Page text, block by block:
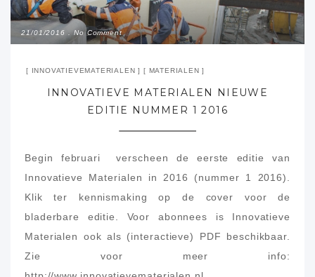
21/01/2016 No Comment
INNOVATIEVEMATERIALEN MATERIALEN
INNOVATIEVE MATERIALEN NIEUWE
EDITIE NUMMER 1 2016
Begin februari verscheen de eerste editie van
Innovatieve Materialen in 2016 (nummer 1 2016).
Klik ter kennismaking op de cover voor de
bladerbare editie. Voor abonnees is Innovatieve
Materialen ook als (interactieve) PDF beschikbaar.
Zie voor meer info: